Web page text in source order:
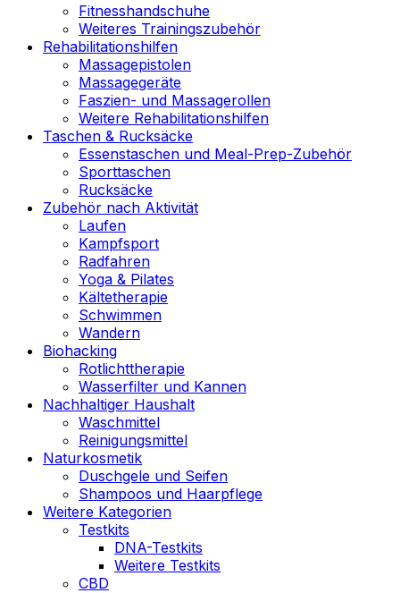
Fitnesshandschuhe
Weiteres Trainingszubehör
Rehabilitationshilfen
Massagepistolen
Massagegeräte
Faszien- und Massagerollen
Weitere Rehabilitationshilfen
Taschen & Rucksäcke
Essenstaschen und Meal-Prep-Zubehör
Sporttaschen
Rucksäcke
Zubehör nach Aktivität
Laufen
Kampfsport
Radfahren
Yoga & Pilates
Kältetherapie
Schwimmen
Wandern
Biohacking
Rotlichttherapie
Wasserfilter und Kannen
Nachhaltiger Haushalt
Waschmittel
Reinigungsmittel
Naturkosmetik
Duschgele und Seifen
Shampoos und Haarpflege
Weitere Kategorien
Testkits
DNA-Testkits
Weitere Testkits
CBD